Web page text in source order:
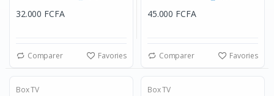
32.000 FCFA
Comparer Favories
45.000 FCFA
Comparer Favories
Box TV Box TV